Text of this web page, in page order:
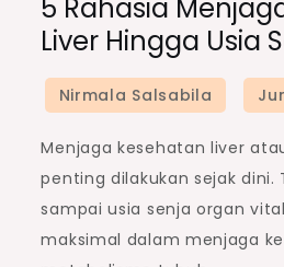
5 Rahasia
Liver Hingga Usia
Menjaga kesehatan liver
penting dilakukan sejak dini.
sampai usia senja organ
maksimal dalam menjaga